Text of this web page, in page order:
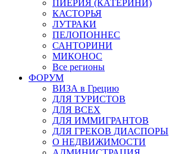
ПИЕРИЯ (КАТЕРИНИ)
КАСТОРЬЯ
ЛУТРАКИ
ПЕЛОПОННЕС
САНТОРИНИ
МИКОНОС
Все регионы
ФОРУМ
ВИЗА в Грецию
ДЛЯ ТУРИСТОВ
ДЛЯ ВСЕХ
ДЛЯ ИММИГРАНТОВ
ДЛЯ ГРЕКОВ ДИАСПОРЫ
О НЕДВИЖИМОСТИ